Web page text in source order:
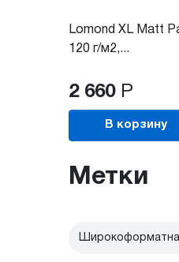
Lomond XL Matt
120 г/м2,...
2 660 Р
В корзину
Метки